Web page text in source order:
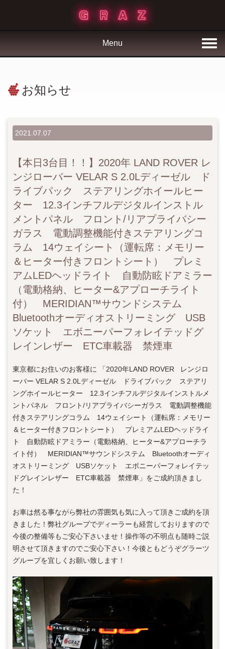
Menu
お知らせ
2021.07.07
【本日3台目！！】2020年 LAND ROVER レ
ンジローバー VELAR S 2.0Lディーゼル ド
ライブパック ステアリングホイールヒー
ター 12.3インチフルデジタルインストル
メントパネル フロント/リアプライバシー
ガラス 電動調整機能付きステアリングコ
ラム 14ウェイシート（運転席：メモリー
＆ヒーター付きフロントシート） プレミ
アムLEDヘッドライト 自動防眩ドアミラー
（電動格納、ヒーター&アプローチライト
付） MERIDIAN™サウンドシステム
Bluetoothオーディオストリーミング USB
ソケット エボニーパーフォレイテッドグ
レインレザー ETC車載器 禁煙車
東京都にお住いのお客様に 「2020年LAND ROVER レンジロ
ーバー VELAR S 2.0Lディーゼル ドライブパック ステアリ
ングホイールヒーター 12.3インチフルデジタルインストルメ
ントパネル フロント/リアプライバシーガラス 電動調整機能
付きステアリングコラム 14ウェイシート（運転席：メモリー
＆ヒーター付きフロントシート） プレミアムLEDヘッドライ
ト 自動防眩ドアミラー（電動格納、ヒーター&アプローチラ
イト付） MERIDIAN™サウンドシステム Bluetoothオーディ
オストリーミング USBソケット エボニーパーフォレイテッ
ドグレインレザー ETC車載器 禁煙車」をご成約頂きまし
た！
お車は然る事ながら弊社の雰囲気も気に入って頂きご成約を頂
きました！弊社グループでディーラーも経営しておりますので
今後の整備等もご安心下さいませ！操作等の不明点も随時ご説
明させて頂きますのでご安心下さい！今後ともどうぞグラーツ
グループを宜しくお願い致します！